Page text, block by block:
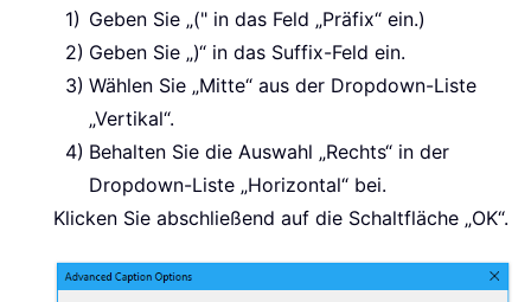
Geben Sie „(" in das Feld „Präfix“ ein.)
Geben Sie „)“ in das Suffix-Feld ein.
Wählen Sie „Mitte“ aus der Dropdown-Liste
„Vertikal“.
Behalten Sie die Auswahl „Rechts“ in der
Dropdown-Liste „Horizontal“ bei.
Klicken Sie abschließend auf die Schaltfläche „OK“.